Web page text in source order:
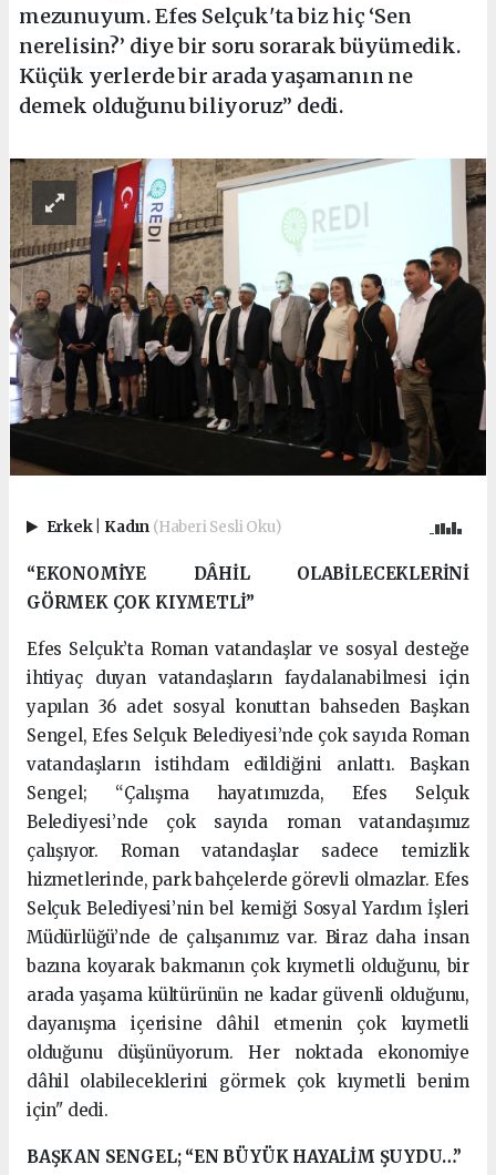
mezunuyum. Efes Selçuk'ta biz hiç ‘Sen
nerelisin?’ diye bir soru sorarak büyümedik.
Küçük yerlerde bir arada yaşamanın ne
demek olduğunu biliyoruz” dedi.
Erkek Kadın (Haberi Sesli Oku)
“EKONOMİYE DÂHİL OLABİLECEKLERİNİ
GÖRMEK ÇOK KIYMETLİ”
Efes Selçuk’ta Roman vatandaşlar ve sosyal desteğe
ihtiyaç duyan vatandaşların faydalanabilmesi için
yapılan 36 adet sosyal konuttan bahseden Başkan
Sengel, Efes Selçuk Belediyesi’nde çok sayıda Roman
vatandaşların istihdam edildiğini anlattı. Başkan
Sengel; “Çalışma hayatımızda, Efes Selçuk
Belediyesi’nde çok sayıda roman vatandaşımız
çalışıyor. Roman vatandaşlar sadece temizlik
hizmetlerinde, park bahçelerde görevli olmazlar. Efes
Selçuk Belediyesi’nin bel kemiği Sosyal Yardım İşleri
Müdürlüğü’nde de çalışanımız var. Biraz daha insan
bazına koyarak bakmanın çok kıymetli olduğunu, bir
arada yaşama kültürünün ne kadar güvenli olduğunu,
dayanışma içerisine dâhil etmenin çok kıymetli
olduğunu düşünüyorum. Her noktada ekonomiye
dâhil olabileceklerini görmek çok kıymetli benim
için" dedi.
BAŞKAN SENGEL; “EN BÜYÜK HAYALİM ŞUYDU…”